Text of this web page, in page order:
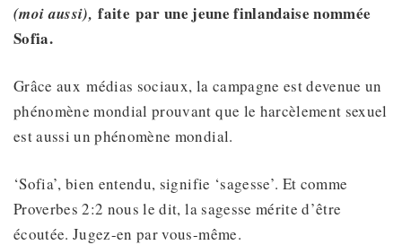
(moi aussi), faite par une jeune finlandaise nommée
Sofia.
Grâce aux médias sociaux, la campagne est devenue un
phénomène mondial prouvant que le harcèlement sexuel
est aussi un phénomène mondial.
‘Sofia’, bien entendu, signifie ‘sagesse’. Et comme
Proverbes 2:2 nous le dit, la sagesse mérite d’être
écoutée. Jugez-en par vous-même.